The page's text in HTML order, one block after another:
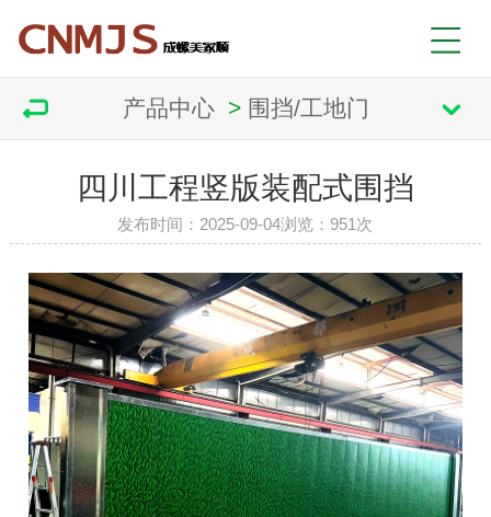
产品中心> 围挡/工地门
四川工程竖版装配式围挡
发布时间：2025-09-04浏览： 951次